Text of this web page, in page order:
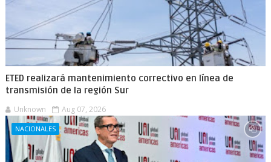
ETED realizará mantenimiento correctivo en línea de
transmisión de la región Sur
Unknown Aug 07, 2026
NACIONALES